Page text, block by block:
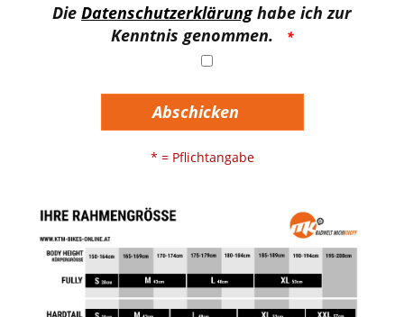
Die Datenschutzerklärunghabe ich zur
Kenntnis genommen.
Abschicken
* = Pflichtangabe